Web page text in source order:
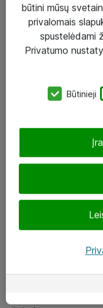
Įgyvendinti projektai
Atea ekspertų
eShop@atea.lt
LinkedIn
būtini mūsų
privalomais
spustelėdami
Privatumo
Būtinieji